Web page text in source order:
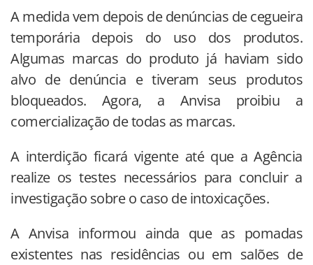
A medida vem depois de denúncias de cegueira
temporária depois do uso dos produtos.
Algumas marcas do produto já haviam sido
alvo de denúncia e tiveram seus produtos
bloqueados. Agora, a Anvisa proibiu a
comercialização de todas as marcas.
A interdição ficará vigente até que a Agência
realize os testes necessários para concluir a
investigação sobre o caso de intoxicações.
A Anvisa informou ainda que as pomadas
existentes nas residências ou em salões de